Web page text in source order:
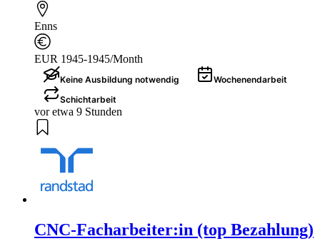
Enns
EUR 1945-1945/Month
Keine Ausbildung notwendig
Wochenendarbeit
Schichtarbeit
vor etwa 9 Stunden
CNC-Facharbeiter:in (top Bezahlung)